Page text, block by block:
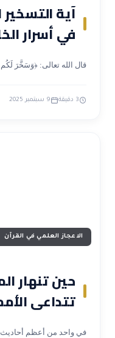
آية
في أسرار
قال الله تعالى: ﴿وَسَخَّرَ
3 دقيقة 9 سبتمبر 2025
الاعجاز العلمي في القرآن
حين تنهار
تتداعى
في واحد من أعظم